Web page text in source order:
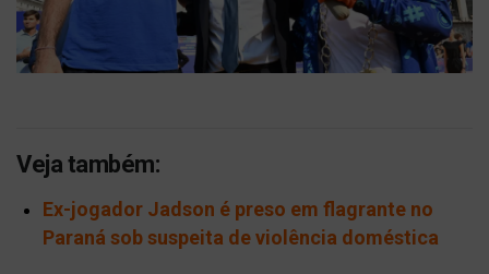
Veja também:
Ex-jogador Jadson é preso em flagrante no
Paraná sob suspeita de violência doméstica